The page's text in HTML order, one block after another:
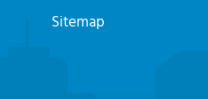
Sitemap